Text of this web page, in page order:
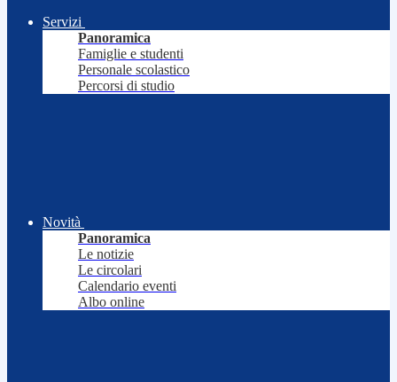
Servizi
Panoramica
Famiglie e studenti
Personale scolastico
Percorsi di studio
Novità
Panoramica
Le notizie
Le circolari
Calendario eventi
Albo online